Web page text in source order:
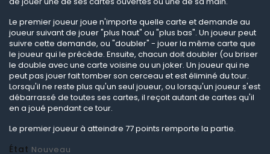
Le premier joueur joue n'importe quelle carte et demande au
joueur suivant de jouer "plus haut" ou "plus bas". Un joueur peut
suivre cette demande, ou "doubler" - jouer la même carte que
le joueur qui le précède. Ensuite, chacun doit doubler (ou briser
le double avec une carte voisine ou un joker. Un joueur qui ne
peut pas jouer fait tomber son cerceau et est éliminé du tour.
Lorsqu'il ne reste plus qu'un seul joueur, ou lorsqu'un joueur s'est
débarrassé de toutes ses cartes, il reçoit autant de cartes qu'il
en a joué pendant ce tour.
Le premier joueur à atteindre 77 points remporte la partie.
État Nouveau